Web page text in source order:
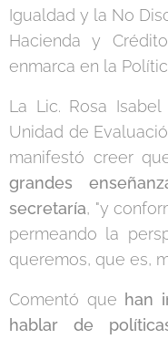
Igualdad y la No
Hacienda y
enmarca en la
La Lic. Rosa
Unidad de
manifestó creer
grandes
secretaría, "y
permeando la
queremos, que es,
Comentó que han
hablar de